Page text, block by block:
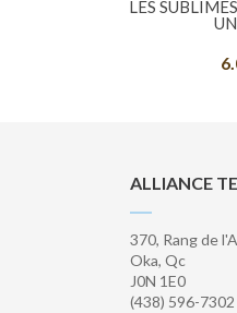
LES
ALLIANCE
370, Rang de
Oka, Qc
J0N 1E0
(438) 596-7302